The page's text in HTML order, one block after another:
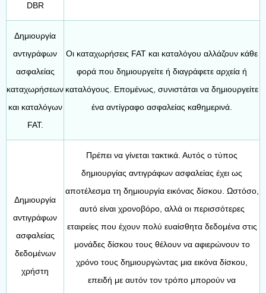
DBR
Δημιουργία
αντιγράφων
ασφαλείας
καταχωρήσεων
και καταλόγων
FAT.
Οι καταχωρήσεις FAT και καταλόγου αλλάζουν κάθε
φορά που δημιουργείτε ή διαγράφετε αρχεία ή
καταλόγους. Επομένως, συνιστάται να δημιουργείτε
ένα αντίγραφο ασφαλείας καθημερινά.
Δημιουργία
αντιγράφων
ασφαλείας
δεδομένων
χρήστη
Πρέπει να γίνεται τακτικά. Αυτός ο τύπος
δημιουργίας αντιγράφων ασφαλείας έχει ως
αποτέλεσμα τη δημιουργία εικόνας δίσκου. Ωστόσο,
αυτό είναι χρονοβόρο, αλλά οι περισσότερες
εταιρείες που έχουν πολύ ευαίσθητα δεδομένα στις
μονάδες δίσκου τους θέλουν να αφιερώνουν το
χρόνο τους δημιουργώντας μια εικόνα δίσκου,
επειδή με αυτόν τον τρόπο μπορούν να